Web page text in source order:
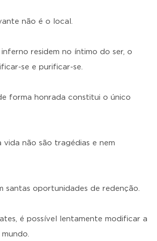
não é o local.
residem no íntimo do ser, o
se e purificar-se.
forma honrada constitui o único
vida não são tragédias e nem
santas oportunidades de redenção.
é possível lentamente modificar a